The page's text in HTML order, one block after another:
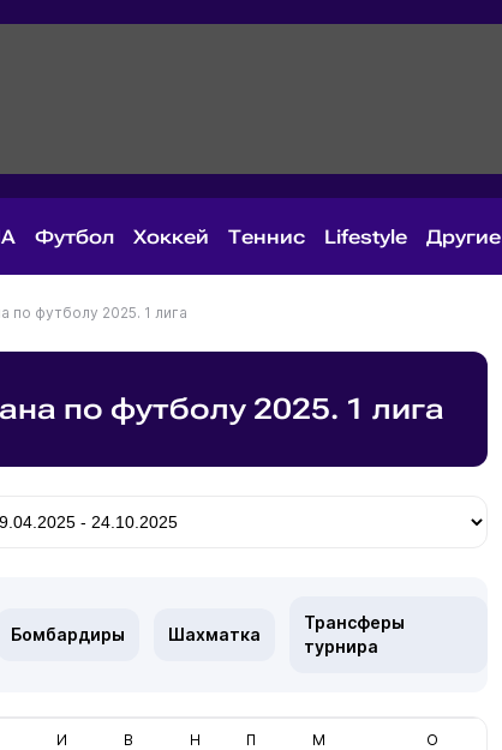
Футбол Хоккей Теннис Lifestyle Другие
по футболу 2025. 1 лига
по футболу 2025. 1 лига
Бомбардиры Шахматка
Трансферы
турнира
И В Н П М О